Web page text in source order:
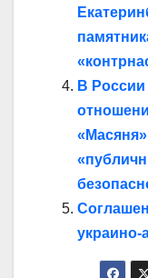
В
украино-